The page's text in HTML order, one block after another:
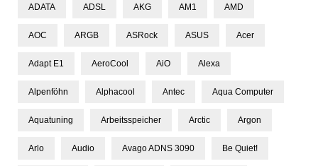
ADATA ADSL AKG AM1 AMD
AOC ARGB ASRock ASUS Acer
Adapt E1 AeroCool AiO Alexa
Alpenföhn Alphacool Antec Aqua Computer
Aquatuning Arbeitsspeicher Arctic Argon
Arlo Audio Avago ADNS 3090 Be Quiet!